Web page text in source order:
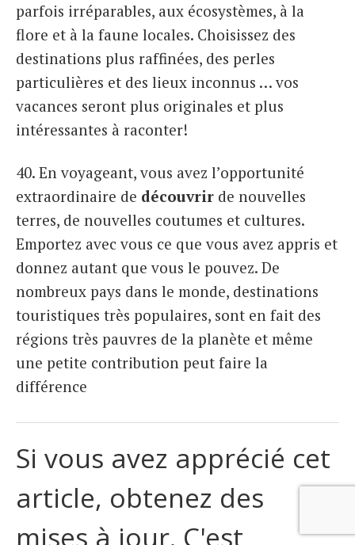
parfois irréparables, aux écosystèmes, à la
flore et à la faune locales. Choisissez des
destinations plus raffinées, des perles
particulières et des lieux inconnus … vos
vacances seront plus originales et plus
intéressantes à raconter!
40. En voyageant, vous avez l’opportunité
extraordinaire de découvrir de nouvelles
terres, de nouvelles coutumes et cultures.
Emportez avec vous ce que vous avez appris et
donnez autant que vous le pouvez. De
nombreux pays dans le monde, destinations
touristiques très populaires, sont en fait des
régions très pauvres de la planète et même
une petite contribution peut faire la
différence
Si vous avez apprécié cet
article, obtenez des
mises à jour. C'est